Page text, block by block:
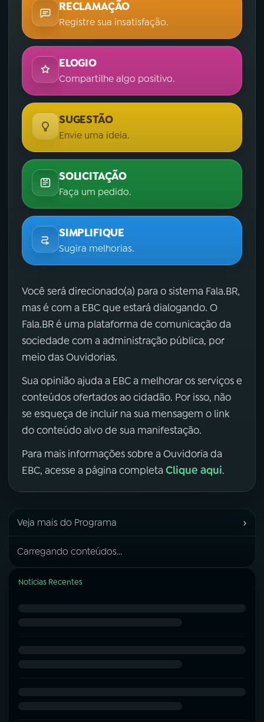
RECLAMAÇÃO
Registre sua insatisfação.
ELOGIO
Compartilhe algo positivo.
SUGESTÃO
Envie uma ideia.
SOLICITAÇÃO
Faça um pedido.
SIMPLIFIQUE
Sugira melhorias.
Você será direcionado(a) para o sistema Fala.BR,
mas é com a EBC que estará dialogando. O
Fala.BR é uma plataforma de comunicação da
sociedade com a administração pública, por
meio das Ouvidorias.
Sua opinião ajuda a EBC a melhorar os serviços e
conteúdos ofertados ao cidadão. Por isso, não
se esqueça de incluir na sua mensagem o link
do conteúdo alvo de sua manifestação.
Para mais informações sobre a Ouvidoria da
EBC, acesse a página completa Clique aqui.
Veja mais do Programa ›
Carregando conteúdos...
Notícias Recentes